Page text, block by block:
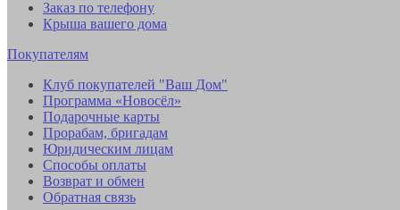
Заказ по телефону
Крыша вашего дома
Покупателям
Клуб покупателей "Ваш Дом"
Программа «Новосёл»
Подарочные карты
Прорабам, бригадам
Юридическим лицам
Способы оплаты
Возврат и обмен
Обратная связь